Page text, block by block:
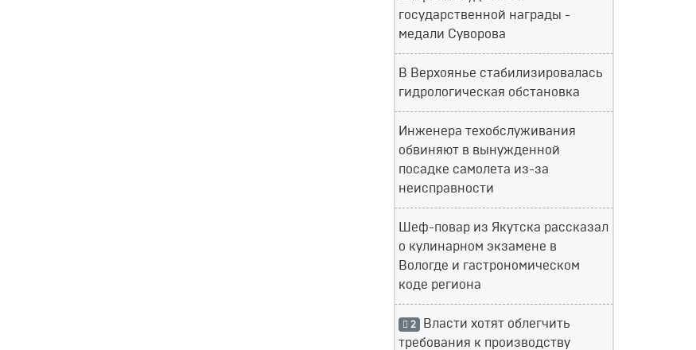
государственной награды -
медали Суворова
В Верхоянье стабилизировалась
гидрологическая обстановка
Инженера техобслуживания
обвиняют в вынужденной
посадке самолета из-за
неисправности
Шеф-повар из Якутска рассказал
о кулинарном экзамене в
Вологде и гастрономическом
коде региона
2 Власти хотят облегчить
требования к производству